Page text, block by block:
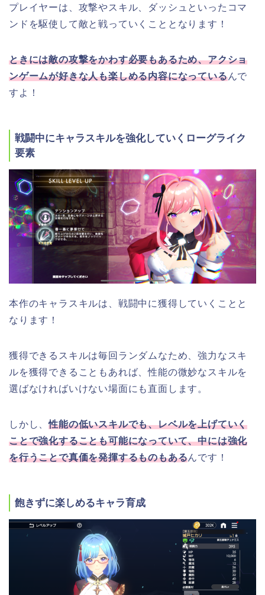
プレイヤーは、攻撃やスキル、ダッシュといったコマ
ンドを駆使して敵と戦っていくこととなります！
ときには敵の攻撃をかわす必要もあるため、アクショ
ンゲームが好きな人も楽しめる内容になっているんで
すよ！
戦闘中にキャラスキルを強化していくローグライク
要素
本作のキャラスキルは、戦闘中に獲得していくことと
なります！
獲得できるスキルは毎回ランダムなため、強力なスキ
ルを獲得できることもあれば、性能の微妙なスキルを
選ばなければいけない場面にも直面します。
しかし、性能の低いスキルでも、レベルを上げていく
ことで強化することも可能になっていて、中には強化
を行うことで真価を発揮するものもあるんです！
飽きずに楽しめるキャラ育成